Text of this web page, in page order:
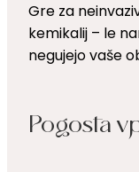
Gre za
kemikalij – le
negujejo vaše
Pogosta